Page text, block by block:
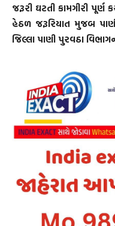
જરૂરી ઘટતી કામગીરી
હેઠળ જરૂરિયાત મુજબ
જિલ્લા પાણી પુરવઠા